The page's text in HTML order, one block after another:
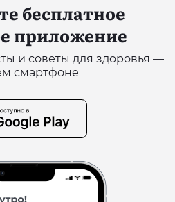
бесплатное
приложение
и советы для здоровья —
смартфоне